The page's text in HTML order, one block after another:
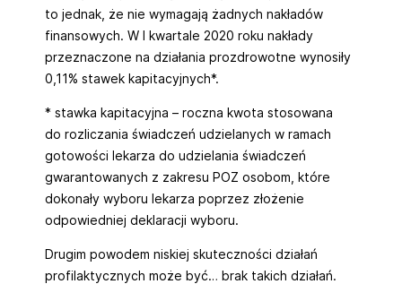
to jednak, że nie wymagają żadnych nakładów
finansowych. W I kwartale 2020 roku nakłady
przeznaczone na działania prozdrowotne wynosiły
0,11% stawek kapitacyjnych*.
* stawka kapitacyjna – roczna kwota stosowana
do rozliczania świadczeń udzielanych w ramach
gotowości lekarza do udzielania świadczeń
gwarantowanych z zakresu POZ osobom, które
dokonały wyboru lekarza poprzez złożenie
odpowiedniej deklaracji wyboru.
Drugim powodem niskiej skuteczności działań
profilaktycznych może być… brak takich działań.